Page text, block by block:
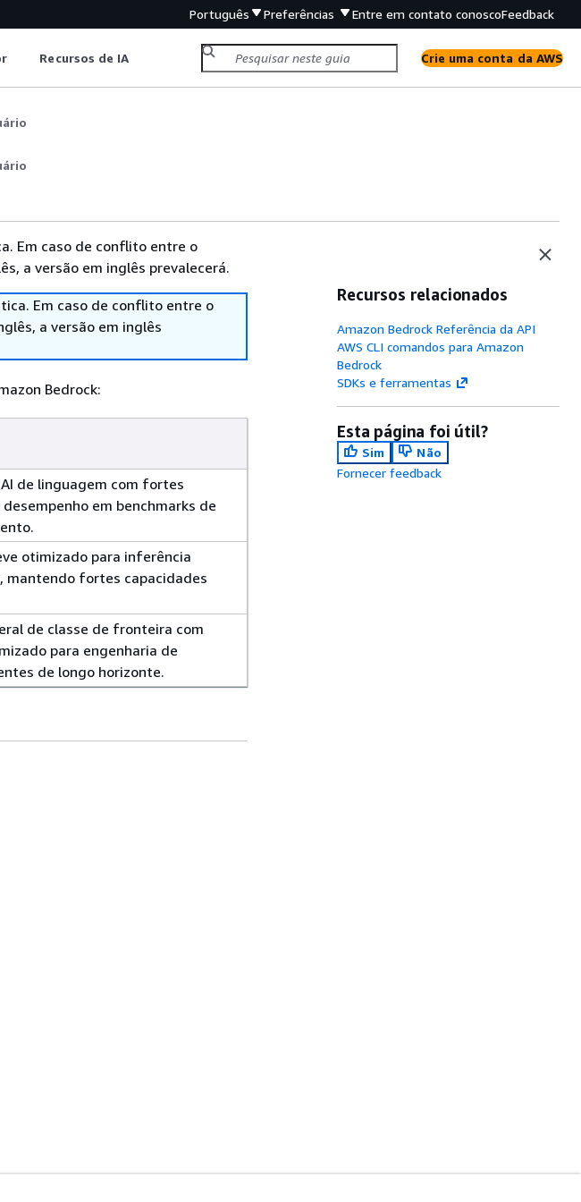
Português Preferências Entre em contato conoscoFeedback
Recursos de IA Crie uma conta da AWS
Em caso de conflito entre o
a versão em inglês prevalecerá.
Em caso de conflito entre o
a versão em inglês
Bedrock:
de linguagem com fortes
em benchmarks de
otimizado para inferência
mantendo fortes capacidades
de classe de fronteira com
para engenharia de
de longo horizonte.
Recursos relacionados
Amazon Bedrock Referência da API
AWS CLI comandos para Amazon
Bedrock
SDKs e ferramentas
Esta página foi útil?
Sim
Não
Fornecer feedback